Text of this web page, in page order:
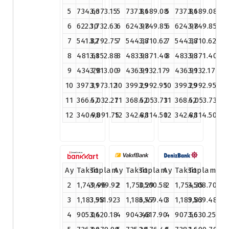
5
737.813,689.08
6 624.983,749.85
7
544.373,810.62
8
483.933,871.40
9
436.913,932.17
10 399.293,992.95
11 368.524,053.73
12 342.884,114.50
5
737.813,689.08
6 624.983,749.85
7
544.373,810.62
8
483.933,871.40
9
436.913,932.17
10 399.293,992.95
11 368.524,053.73
12 342.884,114.50
5
734.633,673.15
6 622.103,732.63
7
541.823,792.75
8
481.613,852.88
9
434.783,913.00
10 397.313,973.12
11 366.574,032.27
12 340.984,091.75
Ay TaksitToplam
2
1,754.35
3,508.70
3
1,189.833,569.48
4
907.563,630.25
Ay TaksitToplam
2
1,750.293,500.58
3
1,186.47
3,559.40
4
904.483,617.90
Ay TaksitToplam
2
1,749.96
3,499.92
3
1,183.983,551.92
4
905.043,620.18